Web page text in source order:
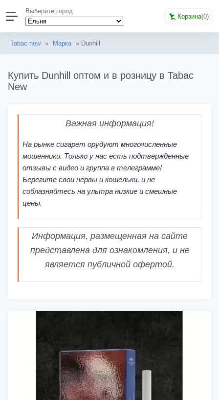
Выберите город:
Корзина(0)
Tabac new » Марка » Dunhill
Купить Dunhill оптом и в розницу в Tabac
New
Важная информация!
На рынке сигарет орудуют многочисленные
мошенники. Только у нас есть подтвержденные
отзывы с видео и группа в телеграмме!
Берегите свои нервы и кошельки, и не
соблазняйтесь на ультра низкие и смешные
цены.
Информация, размещенная на сайте
представлена для ознакомления, и не
является публичной офертой.